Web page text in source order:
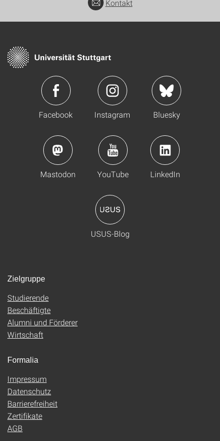
Kontakt
Facebook Instagram Bluesky
Mastodon YouTube LinkedIn
USUS-Blog
Zielgruppe
Studierende
Beschäftigte
Alumni und Förderer
Wirtschaft
Formalia
Impressum
Datenschutz
Barrierefreiheit
Zertifikate
AGB